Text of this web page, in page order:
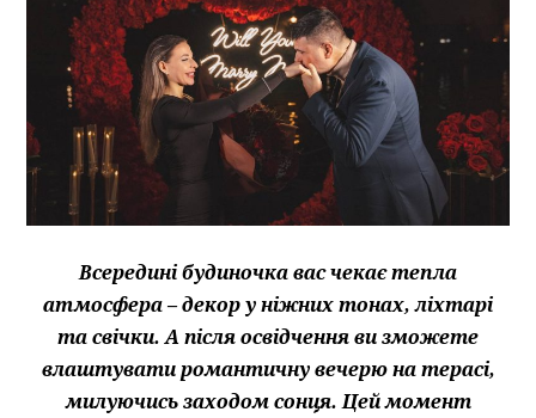
Всередині будиночка вас чекає тепла
атмосфера – декор у ніжних тонах, ліхтарі
та свічки. А після освідчення ви зможете
влаштувати романтичну вечерю на терасі,
милуючись заходом сонця. Цей момент